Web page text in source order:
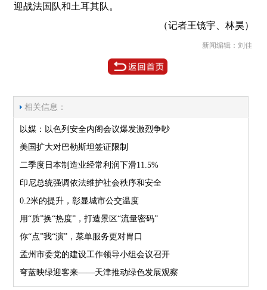
迎战法国队和土耳其队。
（记者王镜宇、林昊）
新闻编辑：刘佳
相关信息：
以媒：以色列安全内阁会议爆发激烈争吵
美国扩大对巴勒斯坦签证限制
二季度日本制造业经常利润下滑11.5%
印尼总统强调依法维护社会秩序和安全
0.2米的提升，彰显城市公交温度
用“质”换“热度”，打造景区“流量密码”
你“点”我“演”，菜单服务更对胃口
孟州市委党的建设工作领导小组会议召开
穹蓝映绿迎客来——天津推动绿色发展观察